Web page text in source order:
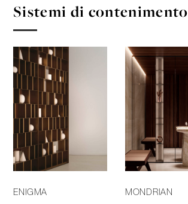
Sistemi di contenimento
ENIGMA MONDRIAN